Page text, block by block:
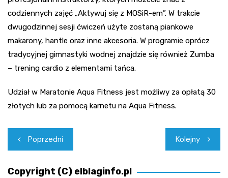
codziennych zajęć „Aktywuj się z MOSiR-em”. W trakcie
dwugodzinnej sesji ćwiczeń użyte zostaną piankowe
makarony, hantle oraz inne akcesoria. W programie oprócz
tradycyjnej gimnastyki wodnej znajdzie się również Zumba
– trening cardio z elementami tańca.
Udział w Maratonie Aqua Fitness jest możliwy za opłatą 30
złotych lub za pomocą karnetu na Aqua Fitness.
Nawigacja
wpisu
Poprzedni Kolejny
Copyright (C) elblaginfo.pl